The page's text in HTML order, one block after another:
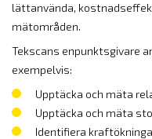
lättanvända,
mätområden.
Tekscans enpunktsgivare
exempelvis:
Upptäcka och mäta
Upptäcka och mäta
Identifiera